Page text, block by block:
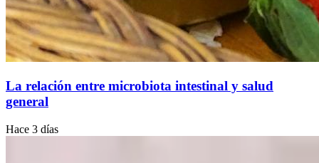
La relación entre microbiota intestinal y salud
general
Hace 3 días